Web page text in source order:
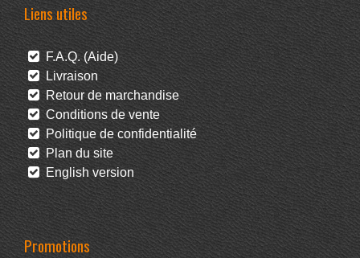
Liens utiles
F.A.Q. (Aide)
Livraison
Retour de marchandise
Conditions de vente
Politique de confidentialité
Plan du site
English version
Promotions